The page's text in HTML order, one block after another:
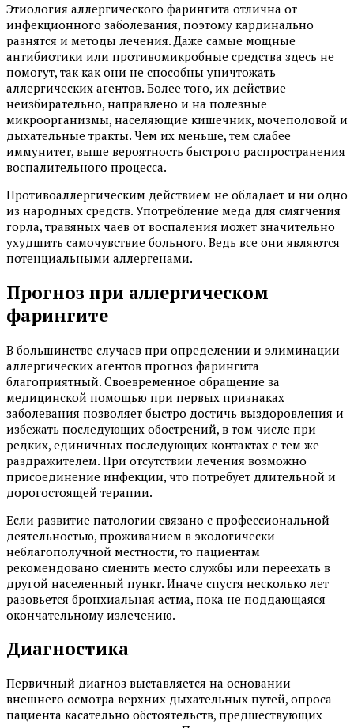
Этиология аллергического фарингита отлична от
инфекционного заболевания, поэтому кардинально
разнятся и методы лечения. Даже самые мощные
антибиотики или противомикробные средства здесь не
помогут, так как они не способны уничтожать
аллергических агентов. Более того, их действие
неизбирательно, направлено и на полезные
микроорганизмы, населяющие кишечник, мочеполовой и
дыхательные тракты. Чем их меньше, тем слабее
иммунитет, выше вероятность быстрого распространения
воспалительного процесса.
Противоаллергическим действием не обладает и ни одно
из народных средств. Употребление меда для смягчения
горла, травяных чаев от воспаления может значительно
ухудшить самочувствие больного. Ведь все они являются
потенциальными аллергенами.
Прогноз при аллергическом
фарингите
В большинстве случаев при определении и элиминации
аллергических агентов прогноз фарингита
благоприятный. Своевременное обращение за
медицинской помощью при первых признаках
заболевания позволяет быстро достичь выздоровления и
избежать последующих обострений, в том числе при
редких, единичных последующих контактах с тем же
раздражителем. При отсутствии лечения возможно
присоединение инфекции, что потребует длительной и
дорогостоящей терапии.
Если развитие патологии связано с профессиональной
деятельностью, проживанием в экологически
неблагополучной местности, то пациентам
рекомендовано сменить место службы или переехать в
другой населенный пункт. Иначе спустя несколько лет
разовьется бронхиальная астма, пока не поддающаяся
окончательному излечению.
Диагностика
Первичный диагноз выставляется на основании
внешнего осмотра верхних дыхательных путей, опроса
пациента касательно обстоятельств, предшествующих